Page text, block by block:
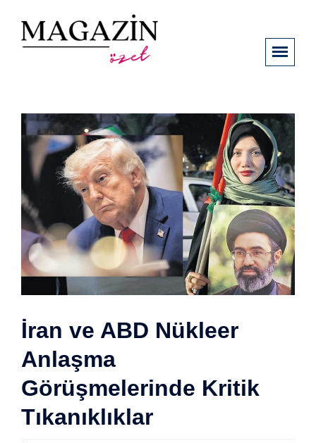
İran ve ABD Nükleer
Anlaşma
Görüşmelerinde Kritik
Tıkanıklıklar